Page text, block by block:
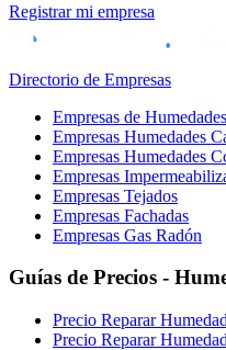
Registrar mi empresa
Directorio de Empresas
Empresas de Humedades
Empresas Humedades
Empresas Humedades
Empresas
Empresas Tejados
Empresas Fachadas
Empresas Gas Radón
Guías de Precios -
Precio Reparar
Precio Reparar